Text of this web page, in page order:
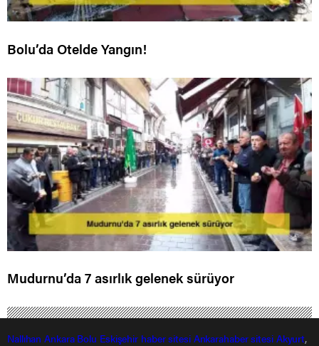
Bolu’da Otelde Yangın!
Mudurnu’da 7 asırlık gelenek sürüyor
Nallıhan Ankara Bolu Eskişehir haber sitesi Ankarahabersitesi Akyurt,